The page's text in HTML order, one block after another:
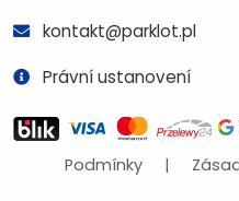
kontakt@parklot.pl
Právní ustanovení
Podmínky |